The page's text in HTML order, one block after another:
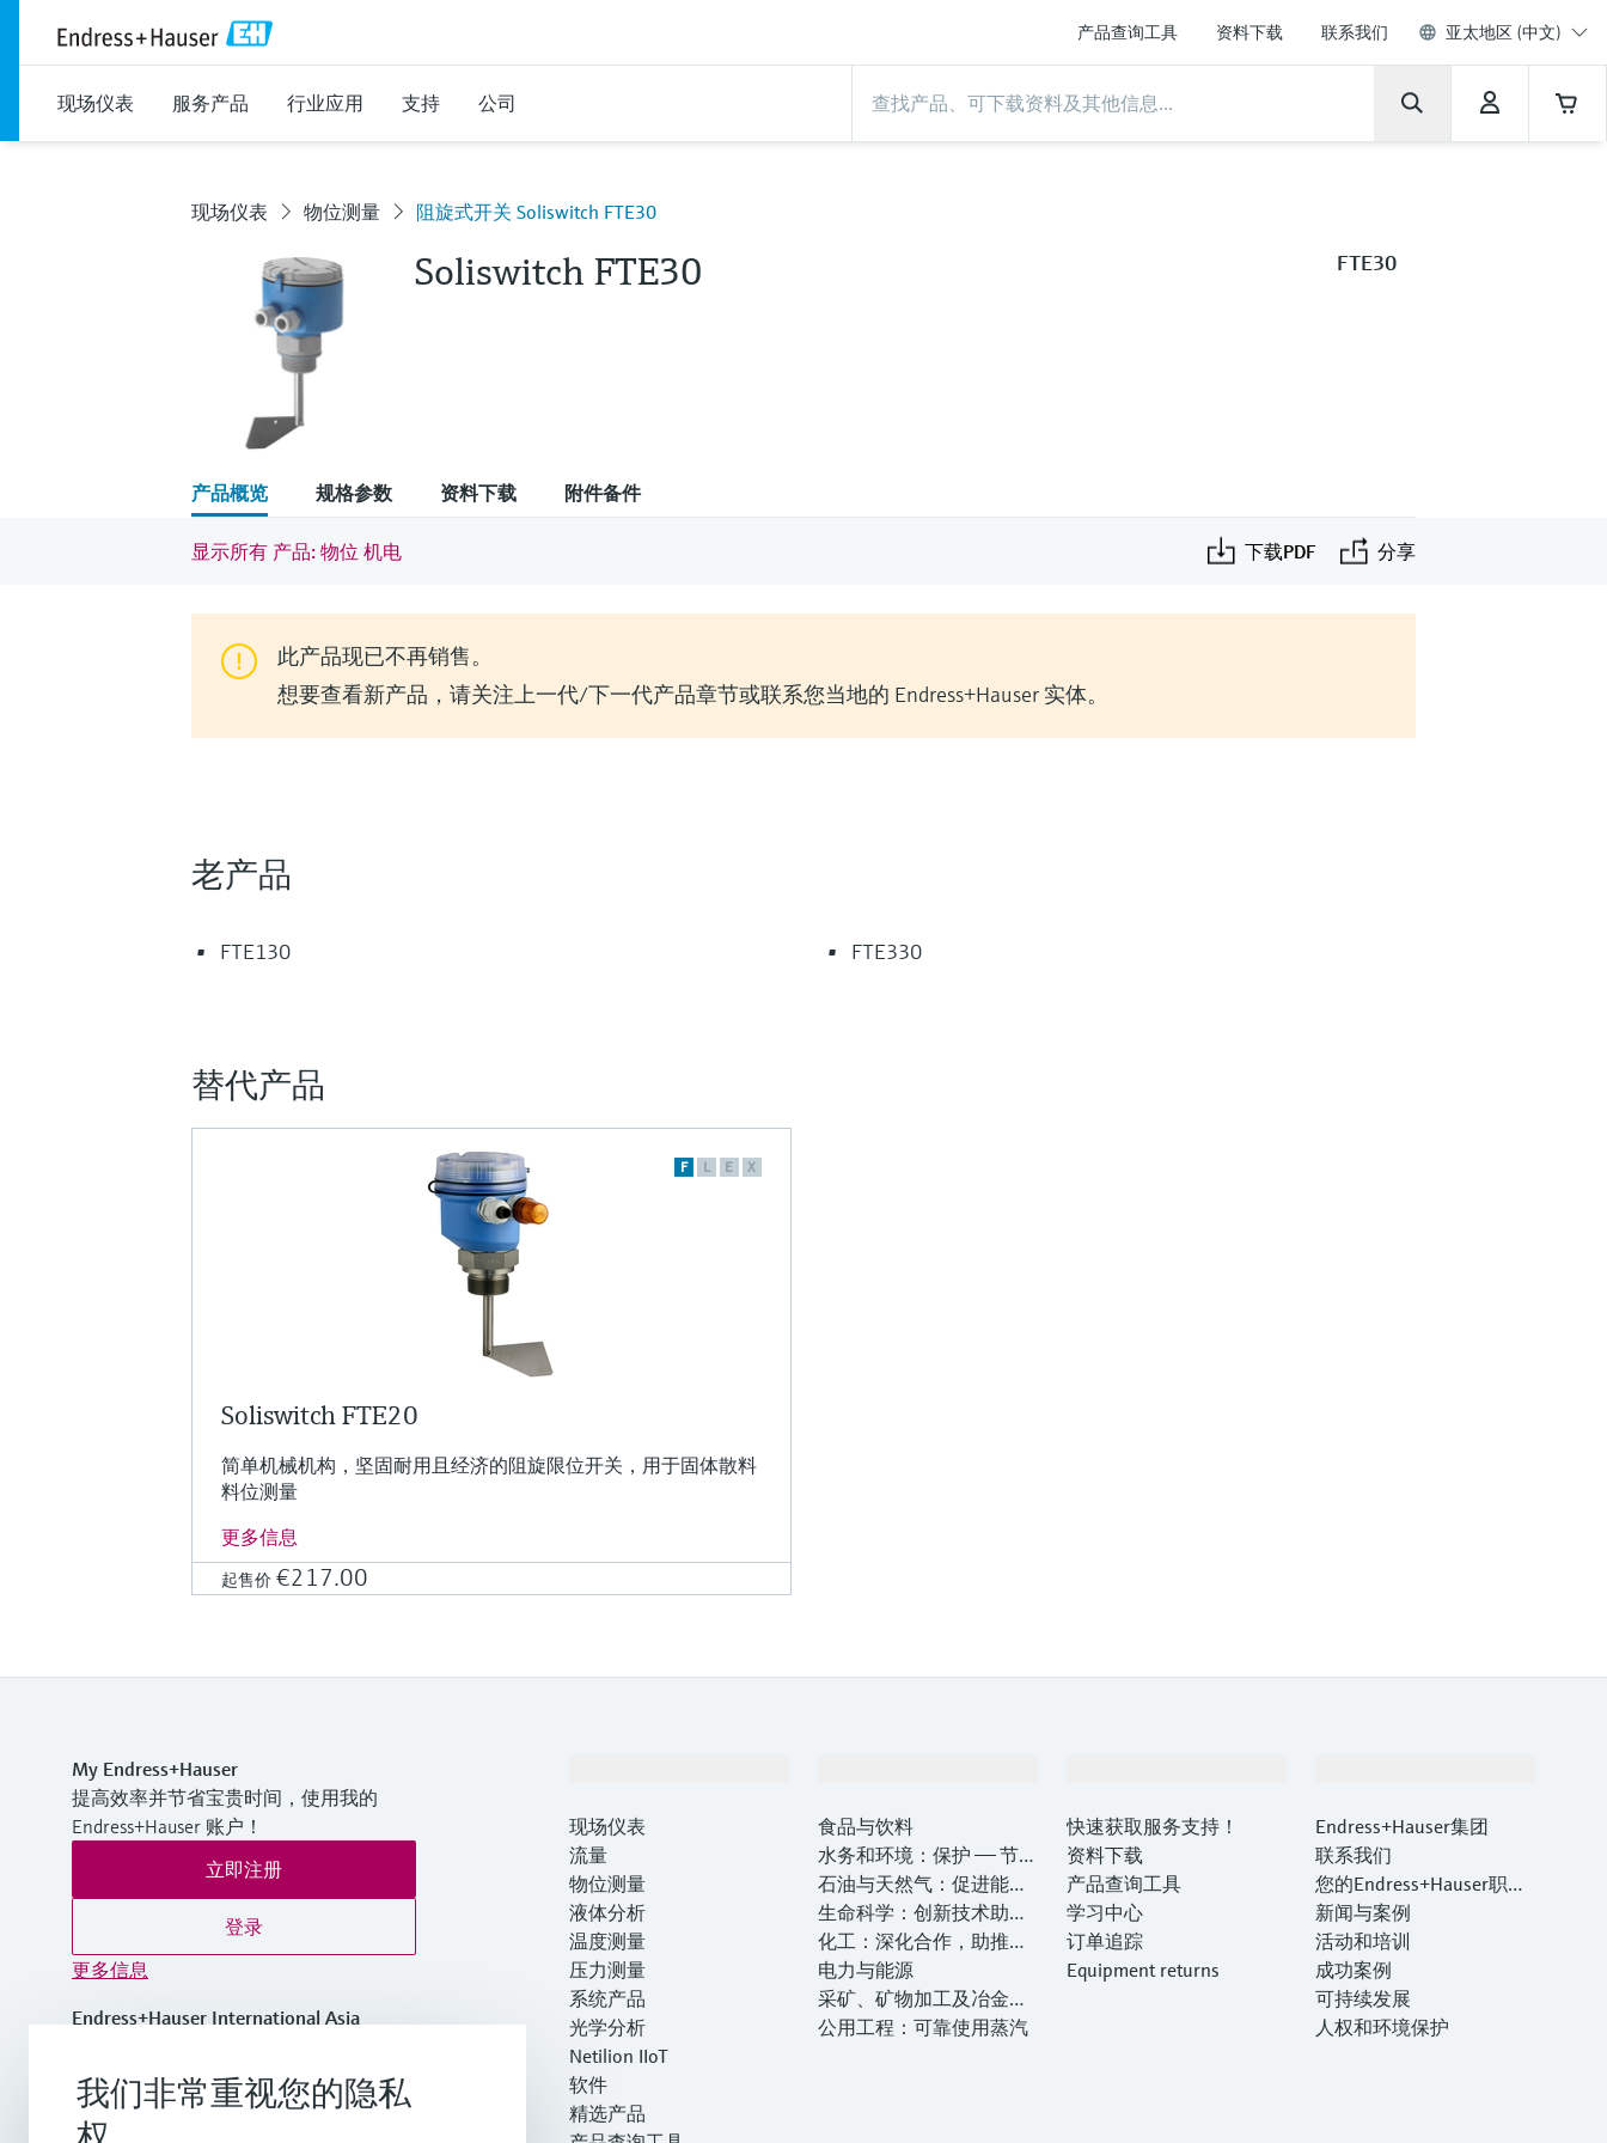
产品查询工具 资料下载 联系我们 亚太地区 (中文)
现场仪表 服务产品 行业应用 支持 公司
现场仪表 物位测量 阻旋式开关 Soliswitch FTE30
Soliswitch FTE30 FTE30
产品概览 规格参数 资料下载 附件备件
显示所有 产品: 物位 机电 下载PDF 分享
此产品现已不再销售。
想要查看新产品，请关注上一代/下一代产品章节或联系您当地的 Endress+Hauser 实体。
老产品
FTE130 FTE330
替代产品
F L E X
Soliswitch FTE20
简单机械机构，坚固耐用且经济的阻旋限位开关，用于固体散料
料位测量
更多信息
起售价 €217.00
My Endress+Hauser
提高效率并节省宝贵时间，使用我的
Endress+Hauser 账户！
立即注册
登录
更多信息
Endress+Hauser International Asia
越南
现场仪表
流量
物位测量
液体分析
温度测量
压力测量
系统产品
光学分析
Netilion IIoT
软件
精选产品
食品与饮料
水务和环境：保护 —— 节约
—— 提高
石油与天然气：促进能源
转型，实现净零目标
生命科学：创新技术助推
卓越运营
化工：深化合作，助推可
持续成功
电力与能源
采矿、矿物加工及冶金：
打造可持续的未来
公用工程：可靠使用蒸汽
快速获取服务支持！
资料下载
产品查询工具
学习中心
订单追踪
Equipment returns
Endress+Hauser集团
联系我们
您的Endress+Hauser职业
生涯
新闻与案例
活动和培训
成功案例
可持续发展
人权和环境保护
我们非常重视您的隐私